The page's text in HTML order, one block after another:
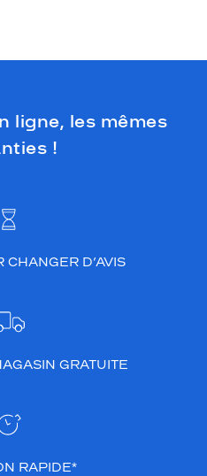
ligne, les mêmes
!
D’AVIS
GRATUITE
RAPIDE*